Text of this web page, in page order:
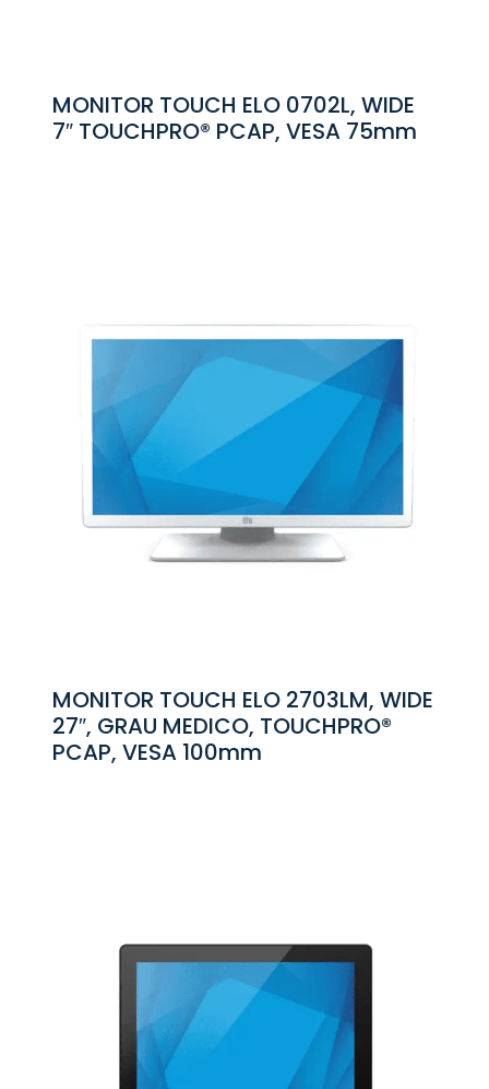
MONITOR TOUCH ELO 0702L, WIDE
7″ TOUCHPRO® PCAP, VESA 75mm
MONITOR TOUCH ELO 2703LM, WIDE
27″, GRAU MEDICO, TOUCHPRO®
PCAP, VESA 100mm